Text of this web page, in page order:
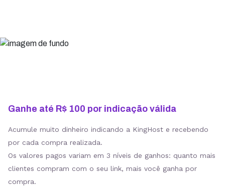
Ganhe até R$ 100 por indicação válida
Acumule muito dinheiro indicando a KingHost e recebendo
por cada compra realizada.
Os valores pagos variam em 3 níveis de ganhos: quanto mais
clientes compram com o seu link, mais você ganha por
compra.